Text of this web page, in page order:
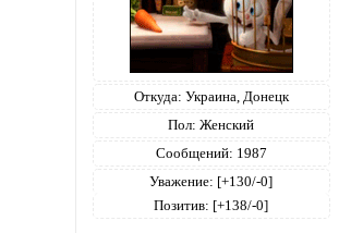
Откуда: Украина, Донецк
Пол: Женский
Сообщений: 1987
Уважение: [+130/-0]
Позитив: [+138/-0]